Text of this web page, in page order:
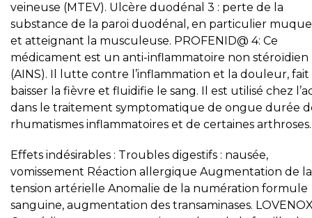
veineuse (MTEV). Ulcère duodénal 3 : perte de la
substance de la paroi duodénal, en particulier
et atteignant la musculeuse. PROFENID@ 4: Ce
médicament est un anti-inflammatoire non stéroïdien
(AINS). Il lutte contre l’inflammation et la douleur, fait
baisser la fièvre et fluidifie le sang. Il est utilisé chez
dans le traitement symptomatique de ongue durée
rhumatismes inflammatoires et de certaines arthroses.
Effets indésirables : Troubles digestifs : nausée,
vomissement Réaction allergique Augmentation de la
tension artérielle Anomalie de la numération formule
sanguine, augmentation des transaminases.